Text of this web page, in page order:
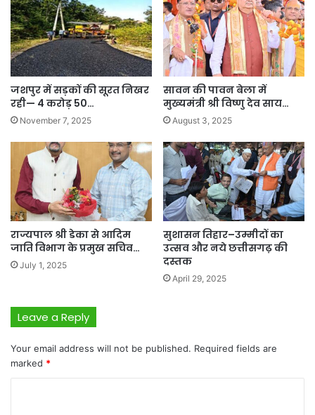
जशपुर में सड़कों की सूरत निखर
रही— 4 करोड़ 50…
November 7, 2025
सावन की पावन बेला में
मुख्यमंत्री श्री विष्णु देव साय…
August 3, 2025
राज्यपाल श्री डेका से आदिम
जाति विभाग के प्रमुख सचिव…
July 1, 2025
सुशासन तिहार–उम्मीदों का
उत्सव और नये छत्तीसगढ़ की
दस्तक
April 29, 2025
Leave a Reply
Your email address will not be published. Required fields are
marked *